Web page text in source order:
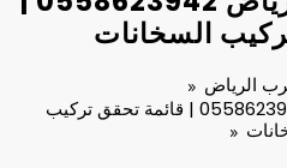
السخانات
الرياض
سباك حي ديراب الرياض 0558623942 | قائمة تحقق تركيب